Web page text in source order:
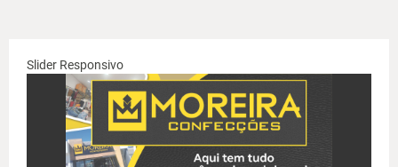
Slider Responsivo